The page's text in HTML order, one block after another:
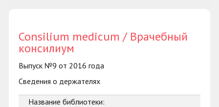
Consilium medicum / Врачебный
консилиум
Выпуск №9 от 2016 года
Сведения о держателях
Название библиотеки: